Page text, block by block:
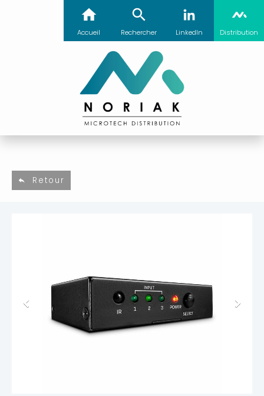
Accueil Rechercher LinkedIn Distribution
Retour